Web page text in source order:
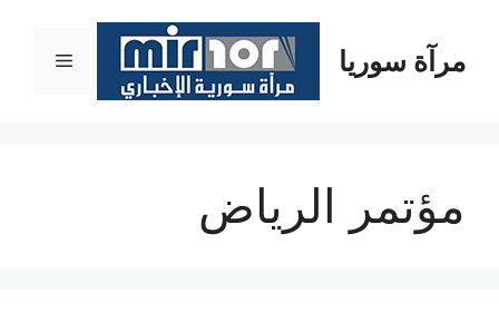
المحتوىمرآة سوريا القائمة
مؤتمر الرياض